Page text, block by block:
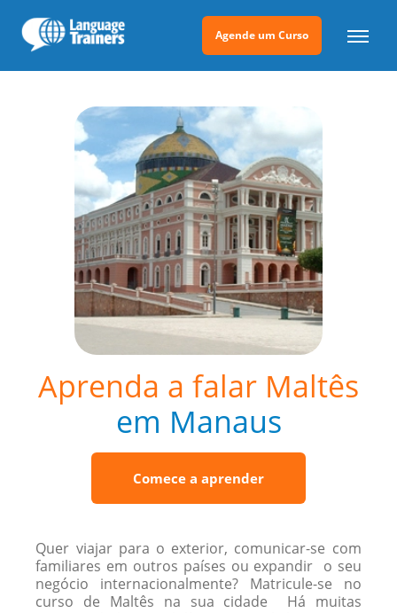
Agende um Curso
Aprenda a falar Maltês
em Manaus
Comece a aprender
Quer viajar para o exterior, comunicar-se com
familiares em outros países ou expandir o seu
negócio internacionalmente? Matricule-se no
curso de Maltês na sua cidade Há muitas